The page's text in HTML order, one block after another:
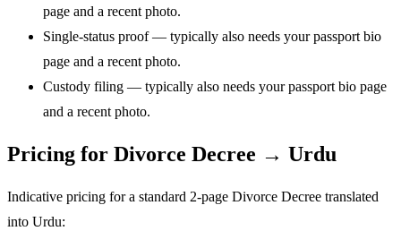
page and a recent photo.
Single-status proof — typically also needs your passport bio
page and a recent photo.
Custody filing — typically also needs your passport bio page
and a recent photo.
Pricing for Divorce Decree → Urdu
Indicative pricing for a standard 2-page Divorce Decree translated
into Urdu: